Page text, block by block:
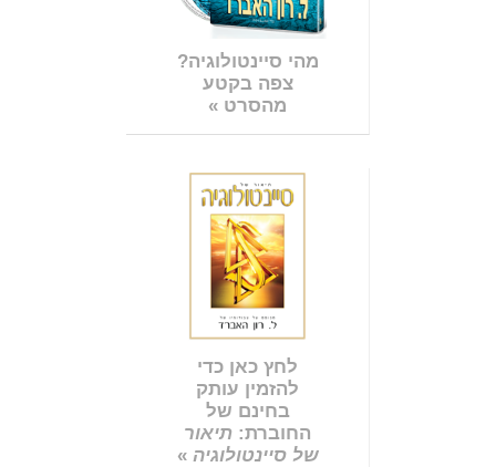
מהי סיינטולוגיה?
צפה בקטע
מהסרט »
לחץ כאן כדי
להזמין עותק
בחינם של
החוברת: תיאור
של סיינטולוגיה »